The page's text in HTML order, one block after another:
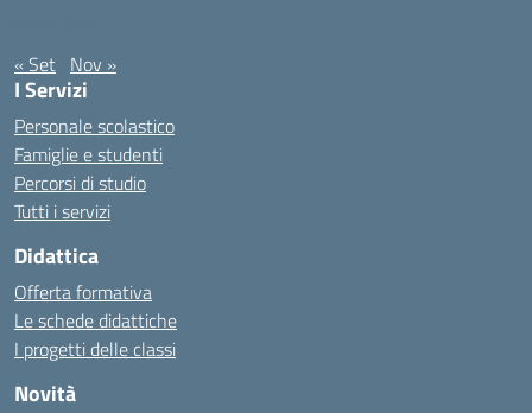
« Set Nov »
I Servizi
Personale scolastico
Famiglie e studenti
Percorsi di studio
Tutti i servizi
Didattica
Offerta formativa
Le schede didattiche
I progetti delle classi
Novità